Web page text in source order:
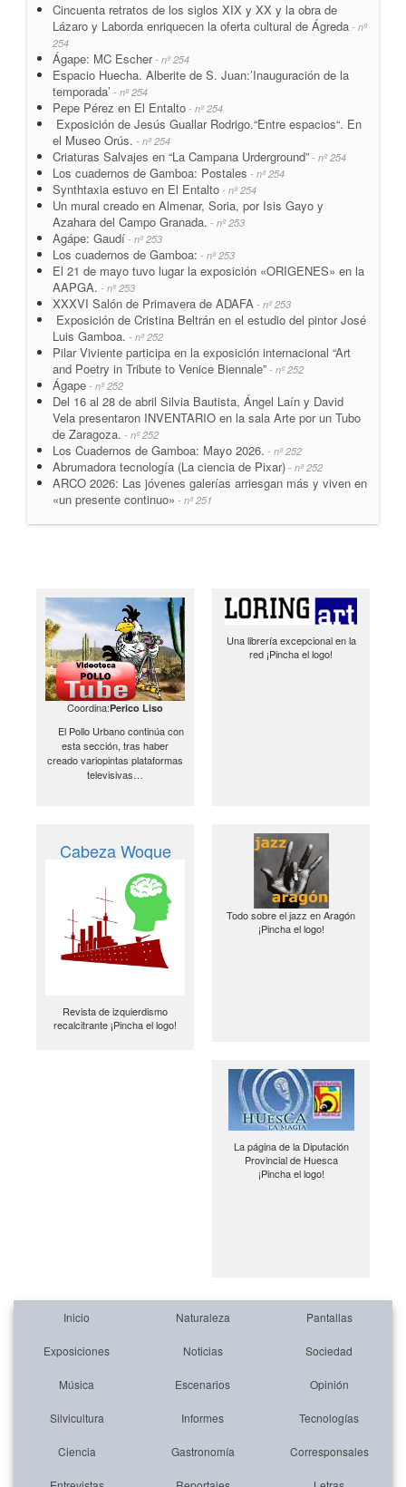
Cincuenta retratos de los siglos XIX y XX y la obra de
Lázaro y Laborda enriquecen la oferta cultural de Ágreda - nº
254
Ágape: MC Escher- nº 254
Espacio Huecha. Alberite de S. Juan:’Inauguración de la
temporada’ - nº 254
Pepe Pérez en El Entalto - nº 254
Exposición de Jesús Guallar Rodrigo.“Entre espacios“. En
el Museo Orús. - nº 254
Criaturas Salvajes en “La Campana Urderground” - nº 254
Los cuadernos de Gamboa: Postales - nº 254
Synthtaxia estuvo en El Entalto - nº 254
Un mural creado en Almenar, Soria, por Isis Gayo y
Azahara del Campo Granada. - nº 253
Agápe: Gaudí - nº 253
Los cuadernos de Gamboa: - nº 253
El 21 de mayo tuvo lugar la exposición «ORIGENES» en la
AAPGA. - nº 253
XXXVI Salón de Primavera de ADAFA - nº 253
Exposición de Cristina Beltrán en el estudio del pintor José
Luis Gamboa. - nº 252
Pilar Viviente participa en la exposición internacional “Art
and Poetry in Tribute to Venice Biennale” - nº 252
Ágape - nº 252
Del 16 al 28 de abril Silvia Bautista, Ángel Laín y David
Vela presentaron INVENTARIO en la sala Arte por un Tubo
de Zaragoza. - nº 252
Los Cuadernos de Gamboa: Mayo 2026. - nº 252
Abrumadora tecnología (La ciencia de Pixar) - nº 252
ARCO 2026: Las jóvenes galerías arriesgan más y viven en
«un presente continuo» - nº 251
Coordina:Perico Liso
El Pollo Urbano continúa con
esta sección, tras haber
creado variopintas plataformas
televisivas…
Una librería excepcional en la
red ¡Pincha el logo!
Cabeza Woque
Revista de izquierdismo
recalcitrante ¡Pincha el logo!
Todo sobre el jazz en Aragón
¡Pincha el logo!
La página de la Diputación
Provincial de Huesca
¡Pincha el logo!
Inicio Naturaleza Pantallas
Exposiciones Noticias Sociedad
Música Escenarios Opinión
Silvicultura Informes Tecnologías
Ciencia Gastronomía Corresponsales